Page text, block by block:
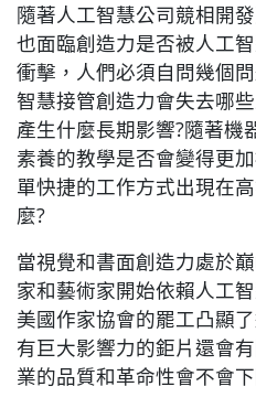
隨著人工智慧公司競相開
也面臨創造力是否被人工
衝擊，人們必須自問幾個
智慧接管創造力會失去哪
產生什麼長期影響?隨著機
素養的教學是否會變得更
單快捷的工作方式出現在
麼?
當視覺和書面創造力處於
家和藝術家開始依賴人工
美國作家協會的罷工凸顯
有巨大影響力的鉅片還會
業的品質和革命性會不會下